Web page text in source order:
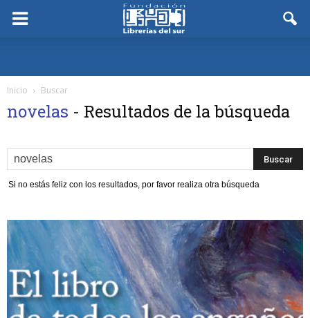
Inicio Buscar
novelas - Resultados de la búsqueda
Si no estás feliz con los resultados, por favor realiza otra búsqueda